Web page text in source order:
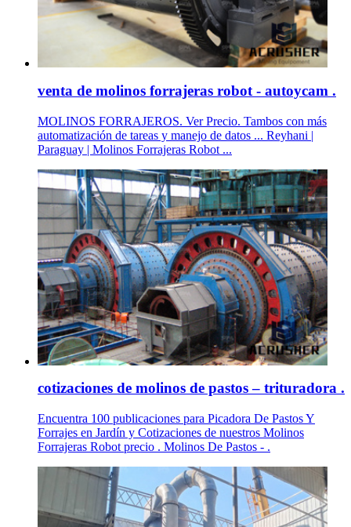
venta de molinos forrajeras robot - autoycam .
MOLINOS FORRAJEROS. Ver Precio. Tambos con más
automatización de tareas y manejo de datos ... Reyhani |
Paraguay | Molinos Forrajeras Robot ...
cotizaciones de molinos de pastos – trituradora .
Encuentra 100 publicaciones para Picadora De Pastos Y
Forrajes en Jardín y Cotizaciones de nuestros Molinos
Forrajeras Robot precio . Molinos De Pastos - .